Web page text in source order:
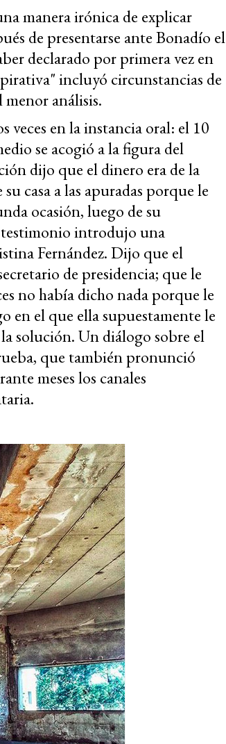
manera irónica de explicar
de presentarse ante Bonadío el
declarado por primera vez en
incluyó circunstancias de
análisis.
veces en la instancia oral: el 10
se acogió a la figura del
dijo que el dinero era de la
casa a las apuradas porque le
ocasión, luego de su
testimonio introdujo una
Fernández. Dijo que el
de presidencia; que le
no había dicho nada porque le
en el que ella supuestamente le
solución. Un diálogo sobre el
que también pronunció
meses los canales